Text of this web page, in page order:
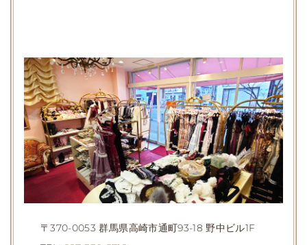
〒370-0053 群馬県高崎市通町93-18 野中ビル1F